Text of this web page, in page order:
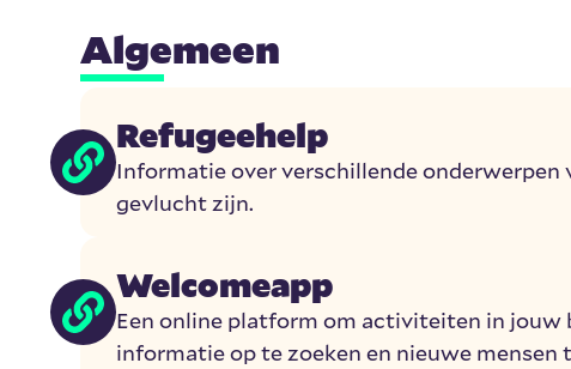
Algemeen
Refugeehelp
Informatie over verschillende onderwerpen
gevlucht zijn.
Welcomeapp
Een online platform om activiteiten in jouw
informatie op te zoeken en nieuwe mensen